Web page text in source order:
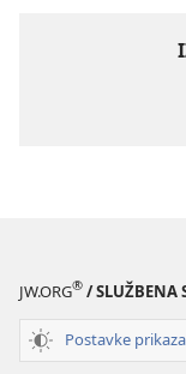
JW.ORG® / SLUŽBENA
Postavke prikaza